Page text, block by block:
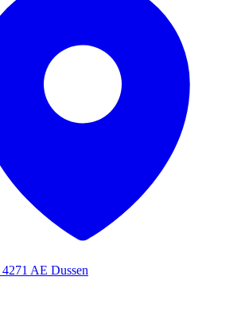
4271 AE Dussen